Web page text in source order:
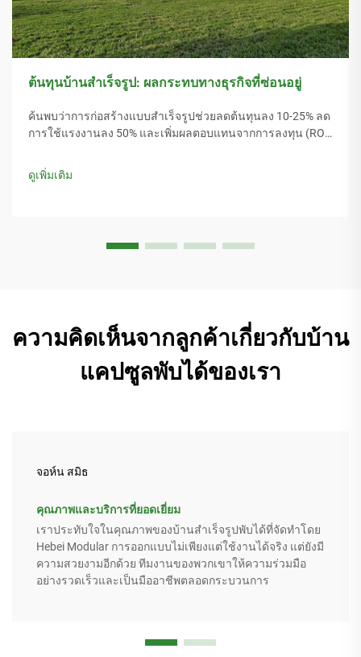
ต้นทุนบ้านสำเร็จรูป: ผลกระทบทางธุรกิจที่ซ่อนอยู่
ค้นพบว่าการก่อสร้างแบบสำเร็จรูปช่วยลดต้นทุนลง 10-25% ลด
การใช้แรงงานลง 50% และเพิ่มผลตอบแทนจากการลงทุน (ROI)
การก่อสร้างแบบโมดูลาร์ คลิกเพื่อเรียนรู้เพิ่มเติม
ดูเพิ่มเติม
ความคิดเห็นจากลูกค้าเกี่ยวกับบ้าน
แคปซูลพับได้ของเรา
จอห์น สมิธ
คุณภาพและบริการที่ยอดเยี่ยม
เราประทับใจในคุณภาพของบ้านสำเร็จรูปพับได้ที่จัดทำโดย
Hebei Modular การออกแบบไม่เพียงแต่ใช้งานได้จริง แต่ยังมี
ความสวยงามอีกด้วย ทีมงานของพวกเขาให้ความร่วมมือ
อย่างรวดเร็วและเป็นมืออาชีพตลอดกระบวนการ